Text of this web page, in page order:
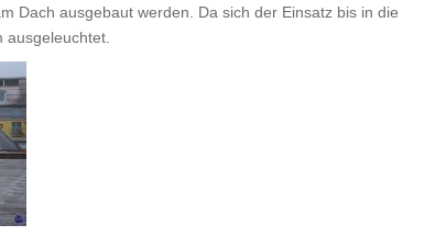
Dach ausgebaut werden. Da sich der Einsatz bis in die